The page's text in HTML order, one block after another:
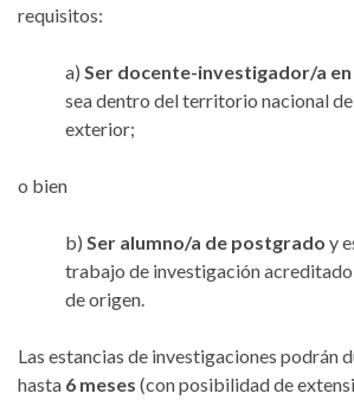
requisitos:
a) Ser docente-investigador/a
sea dentro del territorio nacional
exterior;
o bien
b) Ser alumno/a de postgrado y
trabajo de investigación
de origen.
Las estancias de investigaciones podrán
hasta 6 meses (con posibilidad de